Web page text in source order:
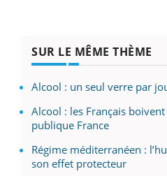
SUR LE MÊME THÈME
Alcool : un seul verre par
Alcool : les Français
publique France
Régime méditerranéen :
son effet protecteur